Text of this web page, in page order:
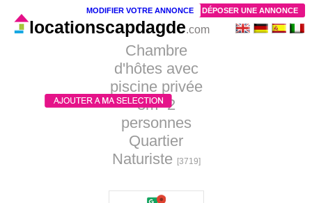
Chambre
d'hôtes avec
piscine privée
8m² 2
personnes
Quartier
Naturiste
[3719]
locationscapdagde.com
DÉPOSER UNE ANNONCE
MODIFIER VOTRE ANNONCE